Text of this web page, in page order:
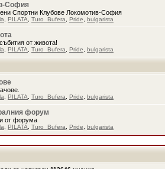
София
Спортни Клубове Локомотив-София
PILATA Turo_Bufera Pride bulgarista
от живота!
PILATA Turo_Bufera Pride bulgarista
PILATA Turo_Bufera Pride bulgarista
форум
от форума
PILATA Turo_Bufera Pride bulgarista